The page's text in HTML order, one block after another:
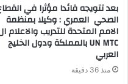
بعد تتويجه قائدا مؤثرا في
الصحي العمري : وكيلا بمنظمة
الامم المتحدة للتدريب والاعلام
UN MTC بالمملكة ودول الخليج
العربي
منذ 36 دقيقة